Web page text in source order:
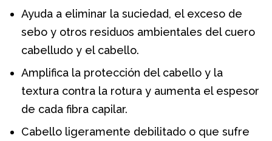
Ayuda a eliminar la suciedad, el exceso de
sebo y otros residuos ambientales del cuero
cabelludo y el cabello.
Amplifica la protección del cabello y la
textura contra la rotura y aumenta el espesor
de cada fibra capilar.
Cabello ligeramente debilitado o que sufre